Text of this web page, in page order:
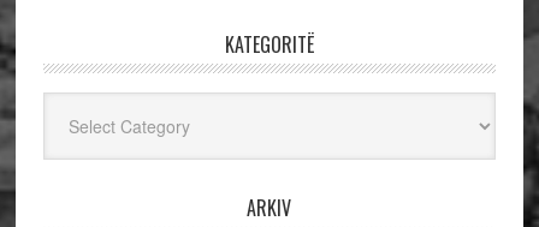
KATEGORITË
ARKIV